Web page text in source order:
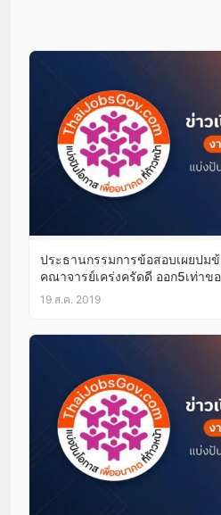
ประธานกรรมการข้อสอบเผยปม
คณาจารย์เคร่งครัดดี ออก5เท่าข
19 ส.ค. 2019